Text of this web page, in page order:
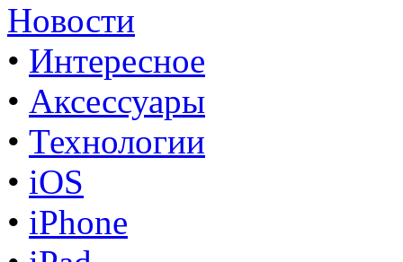
Новости
• Интересное
• Аксессуары
• Технологии
• iOS
• iPhone